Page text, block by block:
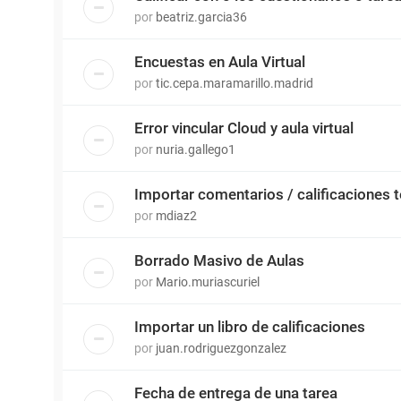
por beatriz.garcia36
Encuestas en Aula Virtual
portic.cepa.maramarillo.madrid
Error vincular Cloud y aula virtual
por nuria.gallego1
Importar comentarios / calificaciones
por mdiaz2
Borrado Masivo de Aulas
por Mario.muriascuriel
Importar un libro de calificaciones
por juan.rodriguezgonzalez
Fecha de entrega de una tarea